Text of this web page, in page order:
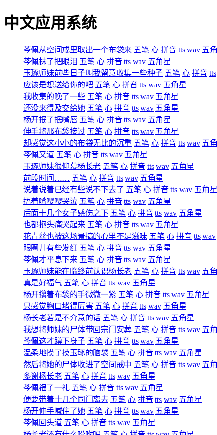
中文应用系统
芩佩从空间戒里取出一个布袋来 五笔 心 拼音 tts wav 五
芩佩抹了把眼泪 五笔 心 拼音 tts wav 五角星
玉琢师妹前些日子叫我留意收集一些种子 五笔 心 拼音 tts
应该是想送给你的吧 五笔 心 拼音 tts wav 五角星
我收集的晚了一些 五笔 心 拼音 tts wav 五角星
还没来得及交给她 五笔 心 拼音 tts wav 五角星
杨开抿了抿嘴唇 五笔 心 拼音 tts wav 五角星
伸手将那布袋接过 五笔 心 拼音 tts wav 五角星
却感觉这小小的布袋无比的沉重 五笔 心 拼音 tts wav 五
芩佩又道 五笔 心 拼音 tts wav 五角星
玉琢师妹很仰慕杨长老 五笔 心 拼音 tts wav 五角星
前段时间…… 五笔 心 拼音 tts wav 五角星
说着说着已经有些说不下去了 五笔 心 拼音 tts wav 五角星
捂着嘴嘤嘤哭泣 五笔 心 拼音 tts wav 五角星
后面十几个女子感伤之下 五笔 心 拼音 tts wav 五角星
也都抱头痛哭起来 五笔 心 拼音 tts wav 五角星
花青丝也被这场景搞的心里不是滋味 五笔 心 拼音 tts wav
眼圈儿有些发红 五笔 心 拼音 tts wav 五角星
芩佩才平息下来 五笔 心 拼音 tts wav 五角星
玉琢师妹能在临终前认识杨长老 五笔 心 拼音 tts wav 五
真是好福气 五笔 心 拼音 tts wav 五角星
杨开攥着布袋的手微微一紧 五笔 心 拼音 tts wav 五角星
只感觉胸口堵得厉害 五笔 心 拼音 tts wav 五角星
杨长老若是不介意的话 五笔 心 拼音 tts wav 五角星
我想将师妹的尸体带回宗门安葬 五笔 心 拼音 tts wav 五
芩佩这才蹲下身子 五笔 心 拼音 tts wav 五角星
温柔地摸了摸玉琢的脑袋 五笔 心 拼音 tts wav 五角星
然后将她的尸体收进了空间戒中 五笔 心 拼音 tts wav 五
多谢杨长老 五笔 心 拼音 tts wav 五角星
芩佩福了一礼 五笔 心 拼音 tts wav 五角星
便要带着十几个同门离去 五笔 心 拼音 tts wav 五角星
杨开伸手喊住了她 五笔 心 拼音 tts wav 五角星
芩佩回头道 五笔 心 拼音 tts wav 五角星